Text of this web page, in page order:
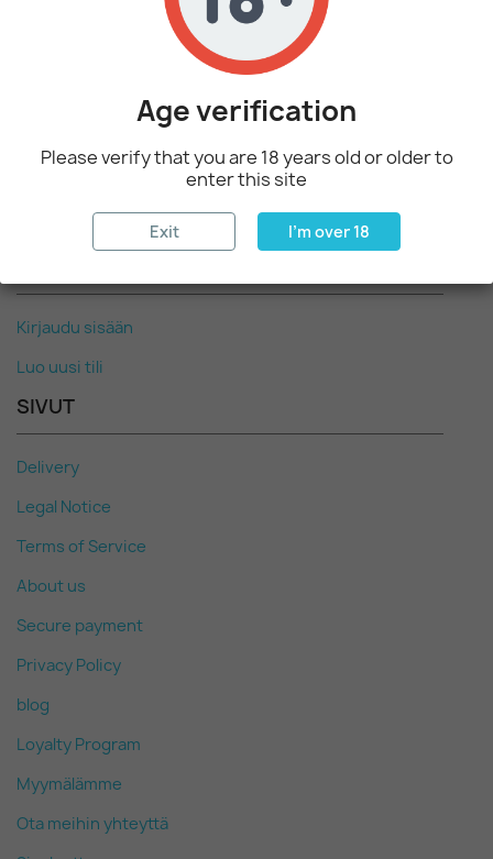
Perfumer's Apprentice
TPD PRODUCTS
TPD - PG Bases
Kirjaudu sisään
Luo uusi tili
SIVUT
Delivery
Legal Notice
Terms of Service
About us
Secure payment
Privacy Policy
blog
Loyalty Program
Myymälämme
Ota meihin yhteyttä
Age verification
Please verify that you are 18 years old or older to
enter this site
Exit I'm over 18